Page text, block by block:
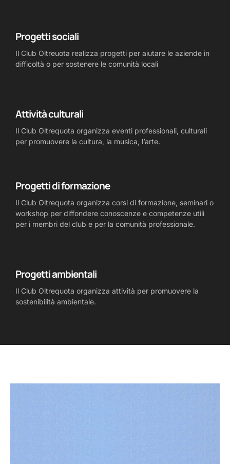
Progetti sociali
Il Club Oltreuota realizza progetti per aiutare le aziende in
difficoltà o per sostenere le comunità locali
Attività culturali
Il Club Oltrequota organizza eventi professionali, culturali
per promuovere la cultura, la musica, l’arte.
Progetti di formazione
Il Club Oltrequota organizza corsi di formazione, seminari o
workshop per diffondere conoscenze e competenze utili
per i membri del club e per la comunità professionale.
Progetti ambientali
Il Club Oltrequota organizza attività per promuovere la
sostenibilità ambientale.